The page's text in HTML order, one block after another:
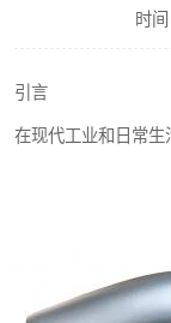
时
引言
在现代工业和日常生